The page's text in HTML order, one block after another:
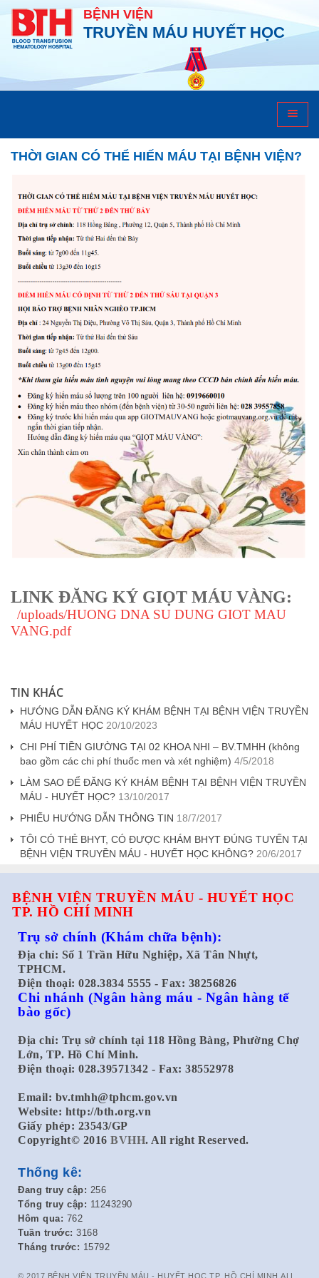
BỆNH VIỆN
TRUYỀN MÁU HUYẾT HỌC
HỎI ĐÁP
THỜI GIAN CÓ THỂ HIẾN MÁU TẠI BỆNH VIỆN?
LINK ĐĂNG KÝ GIỌT MÁU VÀNG:
/uploads/HUONG DNA SU DUNG GIOT MAU
VANG.pdf
TIN KHÁC
HƯỚNG DẪN ĐĂNG KÝ KHÁM BỆNH TẠI BỆNH VIỆN TRUYỀN
MÁU HUYẾT HỌC 20/10/2023
CHI PHÍ TIỀN GIƯỜNG TẠI 02 KHOA NHI – BV.TMHH (không
bao gồm các chi phí thuốc men và xét nghiệm) 4/5/2018
LÀM SAO ĐỂ ĐĂNG KÝ KHÁM BỆNH TẠI BỆNH VIỆN TRUYỀN
MÁU - HUYẾT HỌC? 13/10/2017
PHIẾU HƯỚNG DẪN THÔNG TIN 18/7/2017
TÔI CÓ THẺ BHYT, CÓ ĐƯỢC KHÁM BHYT ĐÚNG TUYẾN TẠI
BỆNH VIỆN TRUYỀN MÁU - HUYẾT HỌC KHÔNG? 20/6/2017
BỆNH VIỆN TRUYỀN MÁU - HUYẾT HỌC
TP. HỒ CHÍ MINH
Trụ sở chính (Khám chữa bệnh):
Địa chỉ: Số 1 Trần Hữu Nghiệp, Xã Tân Nhựt,
TPHCM.
Điện thoại: 028.3834 5555 - Fax: 38256826
Chi nhánh (Ngân hàng máu - Ngân hàng tế
bào gốc)
Địa chỉ: Trụ sở chính tại 118 Hồng Bàng, Phường Chợ
Lớn, TP. Hồ Chí Minh.
Điện thoại: 028.39571342 - Fax: 38552978
Email: bv.tmhh@tphcm.gov.vn
Website: http://bth.org.vn
Giấy phép: 23543/GP
Copyright© 2016 BVHH. All right Reserved.
Thống kê:
Đang truy cập: 256
Tổng truy cập: 11243290
Hôm qua: 762
Tuần trước: 3168
Tháng trước: 15792
© 2017 BỆNH VIỆN TRUYỀN MÁU - HUYẾT HỌC TP. HỒ CHÍ MINH.ALL